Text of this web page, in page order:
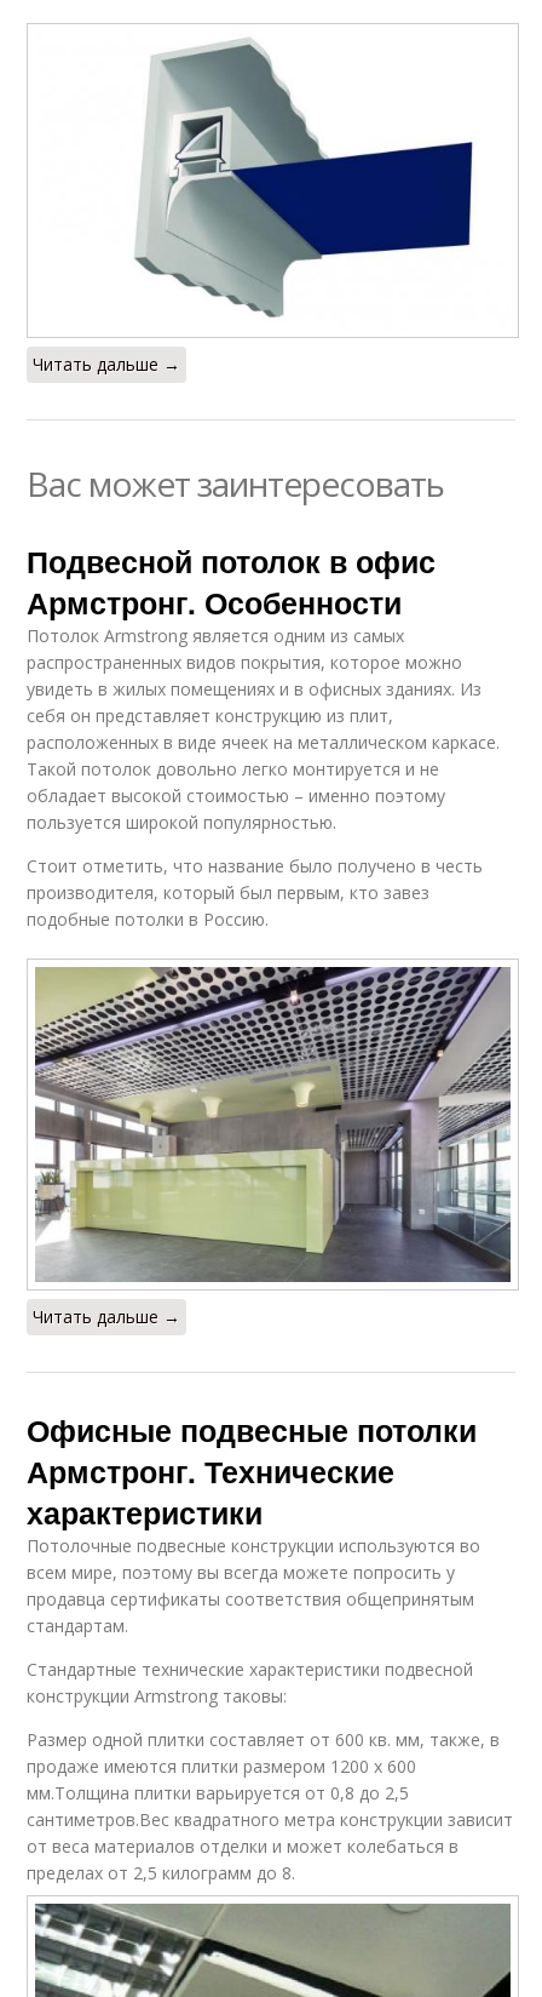
Читать дальше →
Вас может заинтересовать
Подвесной потолок в офис
Армстронг. Особенности
Потолок Armstrong является одним из самых
распространенных видов покрытия, которое можно
увидеть в жилых помещениях и в офисных зданиях. Из
себя он представляет конструкцию из плит,
расположенных в виде ячеек на металлическом каркасе.
Такой потолок довольно легко монтируется и не
обладает высокой стоимостью – именно поэтому
пользуется широкой популярностью.
Стоит отметить, что название было получено в честь
производителя, который был первым, кто завез
подобные потолки в Россию.
Читать дальше →
Офисные подвесные потолки
Армстронг. Технические
характеристики
Потолочные подвесные конструкции используются во
всем мире, поэтому вы всегда можете попросить у
продавца сертификаты соответствия общепринятым
стандартам.
Стандартные технические характеристики подвесной
конструкции Armstrong таковы:
Размер одной плитки составляет от 600 кв. мм, также, в
продаже имеются плитки размером 1200 х 600
мм.Толщина плитки варьируется от 0,8 до 2,5
сантиметров.Вес квадратного метра конструкции зависит
от веса материалов отделки и может колебаться в
пределах от 2,5 килограмм до 8.